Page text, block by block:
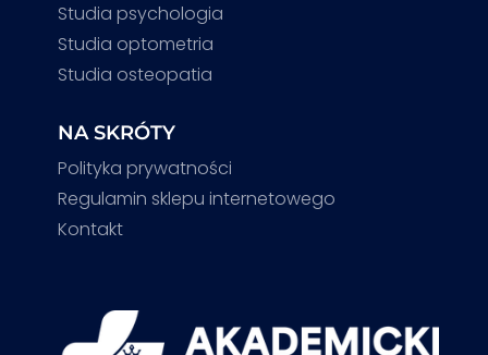
Studia psychologia
Studia optometria
Studia osteopatia
NA SKRÓTY
Polityka prywatności
Regulamin sklepu internetowego
Kontakt